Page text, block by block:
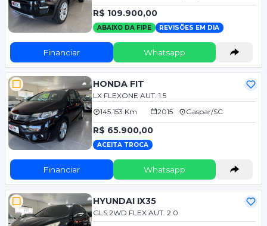
R$ 109.900,00
ABAIXO DA FIPE REVISÕES EM DIA
Financiar Whatsapp
HONDA FIT
LX FLEXONE AUT. 1.5
145.153 Km
2015 Gaspar/SC
R$ 65.900,00
ACEITA TROCA
Financiar Whatsapp
HYUNDAI IX35
GLS 2WD FLEX AUT. 2.0